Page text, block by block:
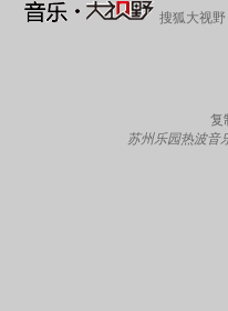
搜狐大视野
复
苏州乐园热波音